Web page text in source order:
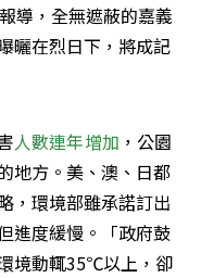
導，全無遮蔽的嘉義
曬在烈日下，將成記
人數連年增加 ，公園
地方。美、澳、日都
，環境部雖承諾訂出
進度緩慢。「政府鼓
境動輒35℃以上，卻